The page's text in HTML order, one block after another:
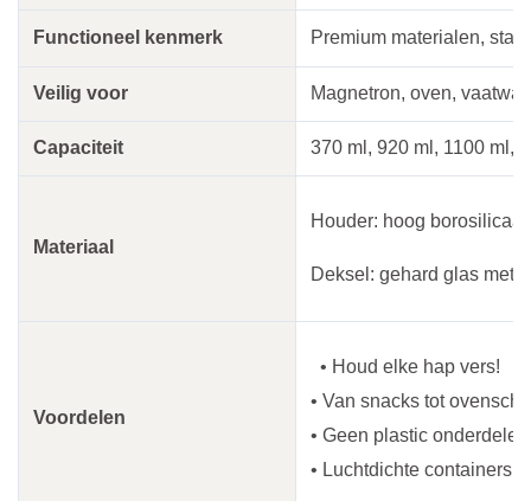
Functioneel kenmerk Premium materialen,
Veilig voor Magnetron, oven,
Capaciteit 370 ml, 920 ml, 1100 ml,
Materiaal
Houder: hoog
Deksel: gehard glas met
Voordelen
• Houd elke hap vers!
• Van snacks tot
• Geen plastic
• Luchtdichte containers